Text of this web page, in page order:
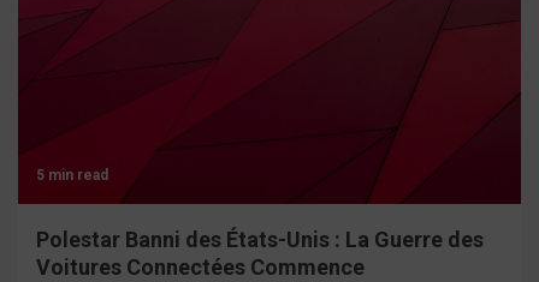
5 min read
Polestar Banni des États-Unis : La Guerre des
Voitures Connectées Commence